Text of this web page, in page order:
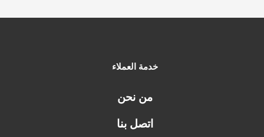
خدمة العملاء
من نحن
اتصل بنا